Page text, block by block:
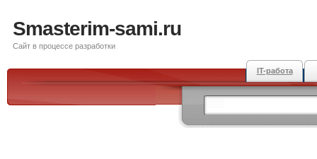
Smasterim-sami.ru
Сайт в процессе разработки
IT-работа